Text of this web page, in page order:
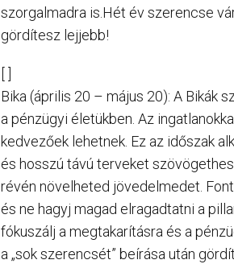
szorgalmadra is.Hét év szerencse
gördítesz lejjebb!
Bika (április 20 – május 20): A Bikák
a pénzügyi életükben. Az
kedvezőek lehetnek. Ez az időszak
és hosszú távú terveket
révén növelheted jövedelmedet.
és ne hagyj magad elragadtatni a
fókuszálj a megtakarításra és a
a „sok szerencsét” beírása után